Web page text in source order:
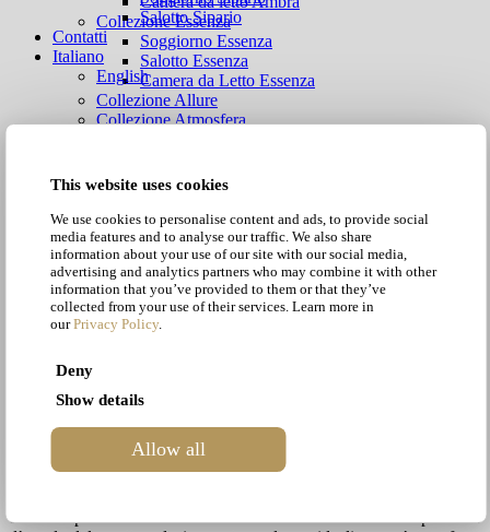
This website uses cookies
We use cookies to personalise content and ads, to provide social
media features and to analyse our traffic. We also share
information about your use of our site with our social media,
advertising and analytics partners who may combine it with other
information that you’ve provided to them or that they’ve
collected from your use of their services. Learn more in
ourPrivacy Policy.
Deny
Show details
Allow all
Collezione Essenza
Soggiorno Essenza
Salotto Essenza
Camera da Letto Essenza
Collezione Allure
Collezione Atmosfera
Salotto Diamante
Collezione Sipario
Soggiorno Sipario
Salotto Sipario
Salotto Sipario
Contatti
Italiano
English
Collezione Atmosfera
TAVOLINI ATMOSFERA
I tavolini di questa collezione sono caratterizzati da una struttura
sofisticata, robusta e lucente data la verniciatura a polvere in finitura
oro satinato. A completarne la silhouette: una solida piana in vero
conferire personalità differenti e ricercate all’elemento. Complementi